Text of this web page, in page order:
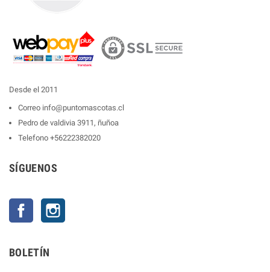
Desde el 2011
Correo info@puntomascotas.cl
Pedro de valdivia 3911, ñuñoa
Telefono +56222382020
SÍGUENOS
Facebook
BOLETÍN